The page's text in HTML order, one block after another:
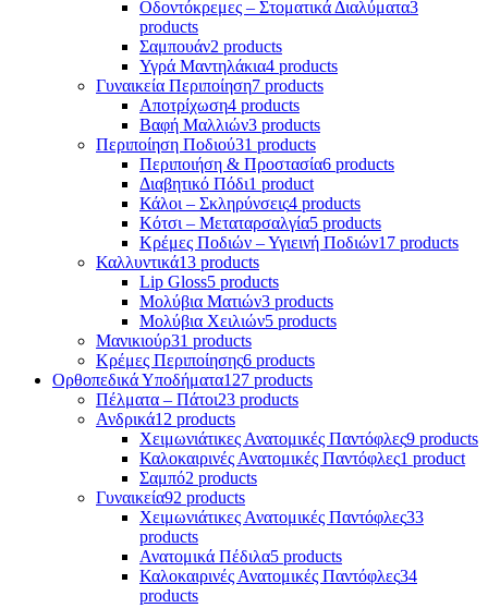
Οδοντόκρεμες – Στοματικά Διαλύματα3
products
Σαμπουάν2 products
Υγρά Μαντηλάκια4 products
Γυναικεία Περιποίηση7 products
Αποτρίχωση4 products
Βαφή Μαλλιών3 products
Περιποίηση Ποδιού31 products
Περιποιήση & Προστασία6 products
Διαβητικό Πόδι1 product
Κάλοι – Σκληρύνσεις4 products
Κότσι – Μεταταρσαλγία5 products
Κρέμες Ποδιών – Υγιεινή Ποδιών17 products
Καλλυντικά13 products
Lip Gloss5 products
Μολύβια Ματιών3 products
Μολύβια Χειλιών5 products
Μανικιούρ31 products
Κρέμες Περιποίησης6 products
Ορθοπεδικά Υποδήματα127 products
Πέλματα – Πάτοι23 products
Ανδρικά12 products
Χειμωνιάτικες Ανατομικές Παντόφλες9 products
Καλοκαιρινές Ανατομικές Παντόφλες1 product
Σαμπό2 products
Γυναικεία92 products
Χειμωνιάτικες Ανατομικές Παντόφλες33
products
Ανατομικά Πέδιλα5 products
Καλοκαιρινές Ανατομικές Παντόφλες34
products